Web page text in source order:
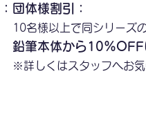
：団体様割引：
10名様以上で同シリーズ
鉛筆本体から10%OFF
※詳しくはスタッフへお